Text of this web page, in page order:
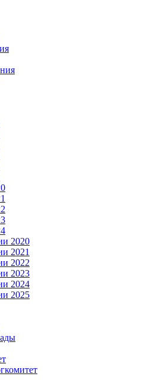
2020
2021
2022
2023
2024
2025